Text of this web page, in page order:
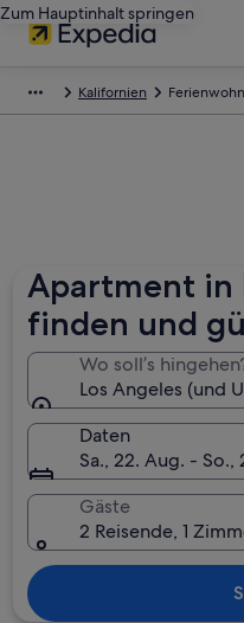
Zum Hauptinhalt springen
Kalifornien
Apartment in
finden und
Wo soll’s
Los Angeles (und
Daten
Sa., 22. Aug. - So.,
Gäste
2 Reisende, 1